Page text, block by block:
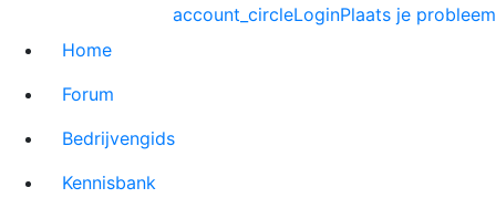
Plaats je probleem
account_circleLogin
Home
Forum
Bedrijvengids
Kennisbank